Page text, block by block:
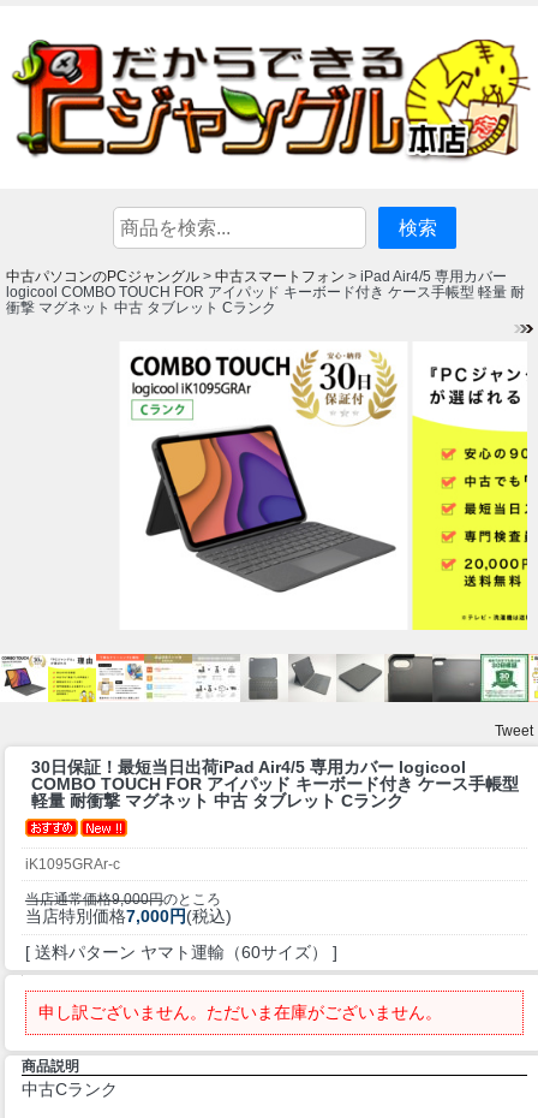
中古パソコンのPCジャングル > 中古スマートフォン > iPad Air4/5 専用カバー
logicool COMBO TOUCH FOR アイパッド キーボード付き ケース手帳型 軽量 耐
衝撃 マグネット 中古 タブレット Cランク
Tweet
30日保証！最短当日出荷iPad Air4/5 専用カバー logicool
COMBO TOUCH FOR アイパッド キーボード付き ケース手帳型
軽量 耐衝撃 マグネット 中古 タブレット Cランク
iK1095GRAr-c
当店通常価格9,000円のところ
当店特別価格7,000円(税込)
[ 送料パターン ヤマト運輸（60サイズ） ]
申し訳ございません。ただいま在庫がございません。
商品説明
中古Cランク